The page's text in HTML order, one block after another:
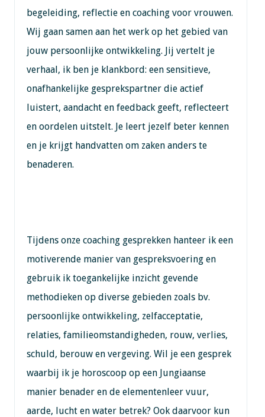
begeleiding, reflectie en coaching voor vrouwen.
Wij gaan samen aan het werk op het gebied van
jouw persoonlijke ontwikkeling. Jij vertelt je
verhaal, ik ben je klankbord: een sensitieve,
onafhankelijke gesprekspartner die actief
luistert, aandacht en feedback geeft, reflecteert
en oordelen uitstelt. Je leert jezelf beter kennen
en je krijgt handvatten om zaken anders te
benaderen.
Tijdens onze coaching gesprekken hanteer ik een
motiverende manier van gespreksvoering en
gebruik ik toegankelijke inzicht gevende
methodieken op diverse gebieden zoals bv.
persoonlijke ontwikkeling, zelfacceptatie,
relaties, familieomstandigheden, rouw, verlies,
schuld, berouw en vergeving. Wil je een gesprek
waarbij ik je horoscoop op een Jungiaanse
manier benader en de elementenleer vuur,
aarde, lucht en water betrek? Ook daarvoor kun